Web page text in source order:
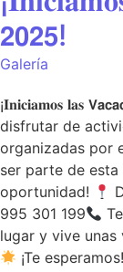
𝟮𝟬𝟮𝟱!
Galería
¡𝐈𝐧𝐢𝐜𝐢𝐚𝐦𝐨𝐬 𝐥𝐚𝐬
disfrutar de
organizadas por
ser parte de esta
oportunidad!
995 301 199
lugar y vive
¡Te esperamos!